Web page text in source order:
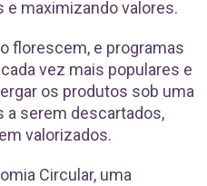
maximizando valores.
florescem, e programas
vez mais populares e
os produtos sob uma
a serem descartados,
valorizados.
Circular, uma